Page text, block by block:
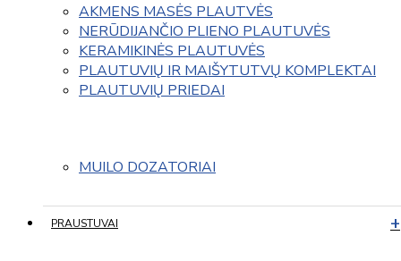
AKMENS MASĖS PLAUTVĖS
NERŪDIJANČIO PLIENO PLAUTUVĖS
KERAMIKINĖS PLAUTUVĖS
PLAUTUVIŲ IR MAIŠYTUTVŲ KOMPLEKTAI
PLAUTUVIŲ PRIEDAI
MUILO DOZATORIAI
PRAUSTUVAI